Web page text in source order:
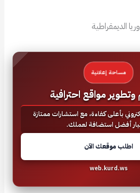
الديمقراطية
مساحة إعلانية
مواقع احترافية
بأعلى كفاءة، مع استشارات ممتازة
أفضل استضافة لعملك.
اطلب موقعك الآن
web.kurd.ws